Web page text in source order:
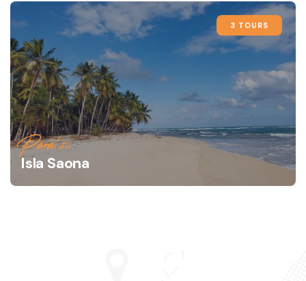
3 TOURS
Paraíso
Isla Saona